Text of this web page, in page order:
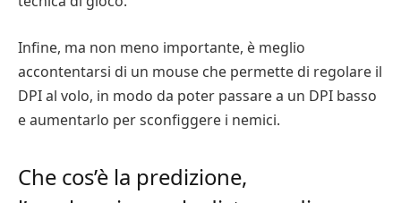
Infine, ma non meno importante, è meglio
accontentarsi di un mouse che permette di regolare il
DPI al volo, in modo da poter passare a un DPI basso
e aumentarlo per sconfiggere i nemici.
Che cos’è la predizione,